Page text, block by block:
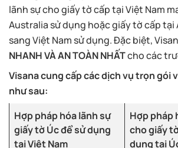
lãnh sự cho giấy tờ cấp tại Việt Nam
Australia sử dụng hoặc giấy tờ cấp tại
sang Việt Nam sử dụng. Đặc biệt,
NHANH VÀ AN TOÀN NHẤTcho các
Visana cung cấp các dịch vụ trọn gói
như sau:
Hợp pháp hóa lãnh sự
giấy tờ Úc để sử dụng
tại Việt Nam
Hợp pháp
cho giấy
dụng tại